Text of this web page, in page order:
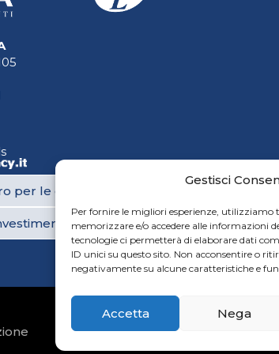
Gestisci
Per fornire le migliori esperienze, utilizziamo
memorizzare e/o accedere alle informazioni
tecnologie ci permetterà di elaborare dati
ID unici su questo sito. Non acconsentire o
negativamente su alcune caratteristiche e
Accetta Nega
per le controversie finanziarie
SGR S.p.A